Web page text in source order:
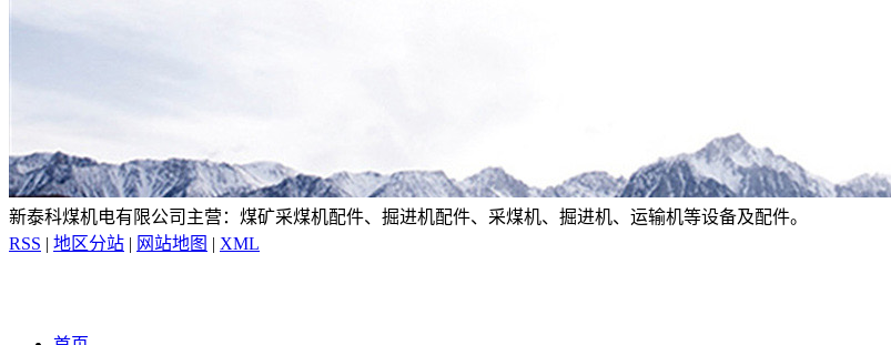
新泰科煤机电有限公司主营：煤矿采煤机配件、掘进机配件、采煤机、掘进机、运输机等设备及配件。
RSS | 地区分站 | 网站地图 | XML